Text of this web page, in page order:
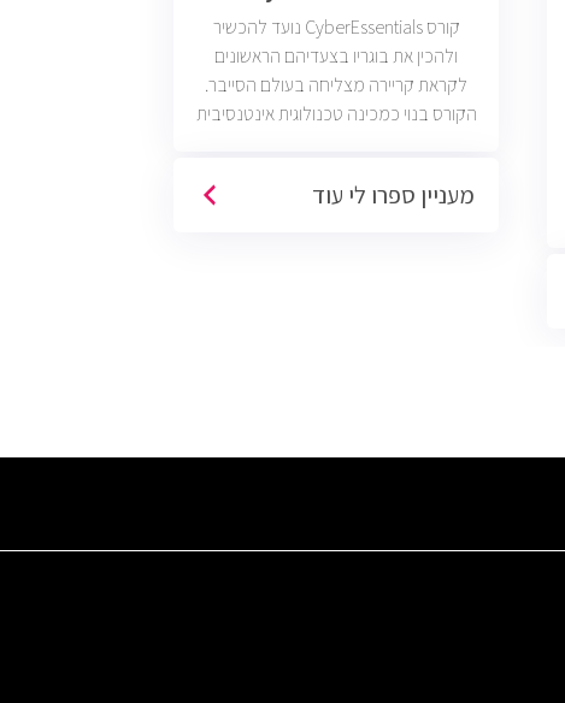
קורס CyberEssentials נועד להכשיר
ולהכין את בוגריו בצעדיהם הראשונים
לקראת קריירה מצליחה בעולם הסייבר.
הקורס בנוי כמכינה טכנולוגית אינטנסיבית
את צעדיו הראשונים בתעשיית הסייבר
בתפקידי מפתח בעולם הסייבר.
לימוד פרונטלי ומעבדה - 344 שעות
מעניין ספרו לי עוד